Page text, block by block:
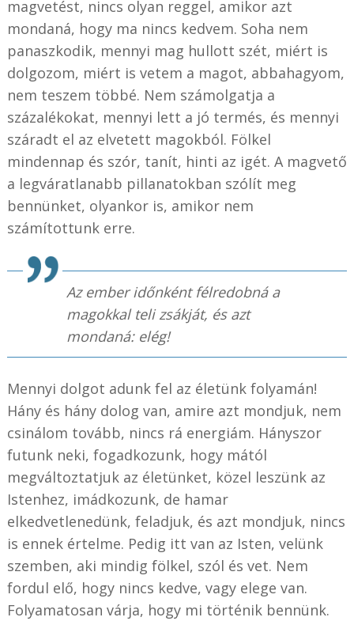
magvetést, nincs olyan reggel, amikor azt
mondaná, hogy ma nincs kedvem. Soha nem
panaszkodik, mennyi mag hullott szét, miért is
dolgozom, miért is vetem a magot, abbahagyom,
nem teszem többé. Nem számolgatja a
százalékokat, mennyi lett a jó termés, és mennyi
száradt el az elvetett magokból. Fölkel
mindennap és szór, tanít, hinti az igét. A magvető
a legváratlanabb pillanatokban szólít meg
bennünket, olyankor is, amikor nem
számítottunk erre.
Az ember időnként félredobná a
magokkal teli zsákját, és azt
mondaná: elég!
Mennyi dolgot adunk fel az életünk folyamán!
Hány és hány dolog van, amire azt mondjuk, nem
csinálom tovább, nincs rá energiám. Hányszor
futunk neki, fogadkozunk, hogy mától
megváltoztatjuk az életünket, közel leszünk az
Istenhez, imádkozunk, de hamar
elkedvetlenedünk, feladjuk, és azt mondjuk, nincs
is ennek értelme. Pedig itt van az Isten, velünk
szemben, aki mindig fölkel, szól és vet. Nem
fordul elő, hogy nincs kedve, vagy elege van.
Folyamatosan várja, hogy mi történik bennünk.